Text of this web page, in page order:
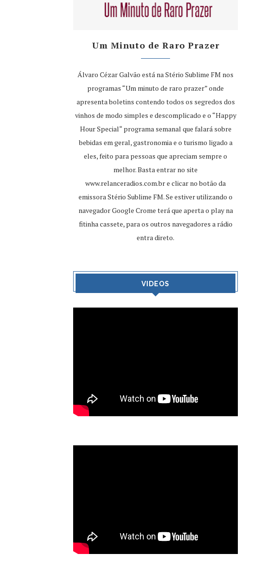
Um Minuto de Raro Prazer
Álvaro Cézar Galvão está na Stério Sublime FM nos
programas “Um minuto de raro prazer” onde
apresenta boletins contendo todos os segredos dos
vinhos de modo simples e descomplicado e o “Happy
Hour Special“ programa semanal que falará sobre
bebidas em geral, gastronomia e o turismo ligado a
eles, feito para pessoas que apreciam sempre o
melhor. Basta entrar no site
www.relanceradios.com.bre clicar no botão da
emissora Stério Sublime FM. Se estiver utilizando o
navegador Google Crome terá que aperta o play na
fitinha cassete, para os outros navegadores a rádio
entra direto.
VIDEOS